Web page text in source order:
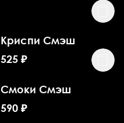
Криспи Смэш
525 ₽
Смоки Смэш
590 ₽